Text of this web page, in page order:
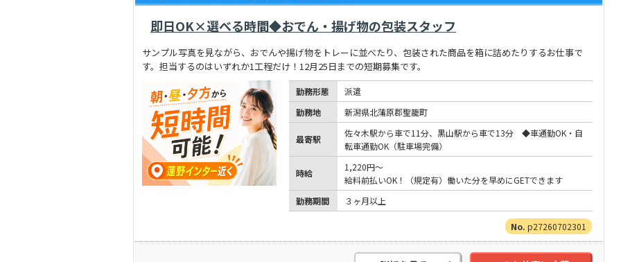
即日OK×選べる時間◆おでん・揚げ物の包装スタッフ
サンプル写真を見ながら、おでんや揚げ物をトレーに並べたり、包装された商品を箱に詰めたりするお仕事で
す。担当するのはいずれか1工程だけ！12月25日までの短期募集です。
勤務形態
派遣
勤務地
新潟県北蒲原郡聖籠町
最寄駅
佐々木駅から車で11分、黒山駅から車で13分 ◆車通勤OK・自
転車通勤OK（駐車場完備）
時給
1,220円～
給料前払いOK！（規定有）働いた分を早めにGETできます
勤務期間
３ヶ月以上
p27260702301